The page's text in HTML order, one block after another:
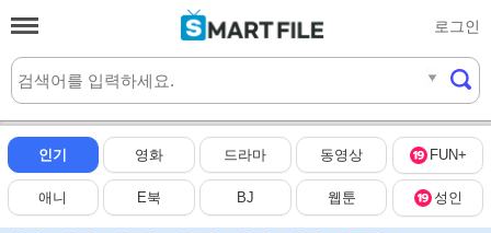
로그인
실시간HOT
인기 영화 드라마 동영상 FUN+
애니 E북 BJ 웹툰 성인